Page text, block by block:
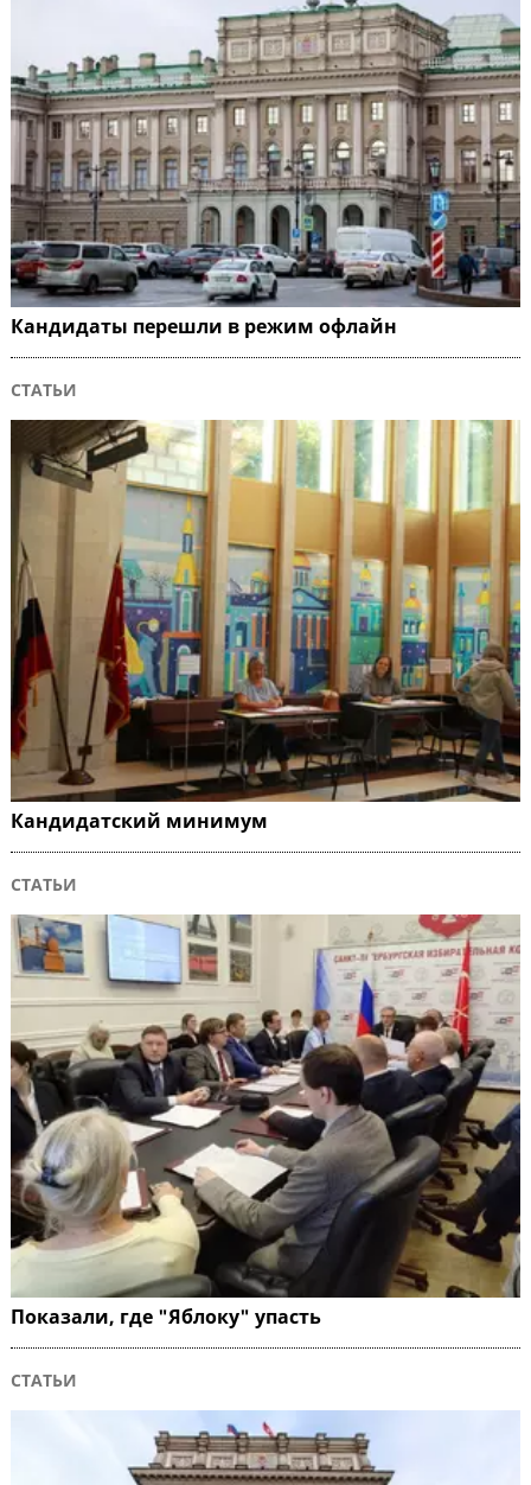
Кандидаты перешли в режим офлайн
СТАТЬИ
Кандидатский минимум
СТАТЬИ
Показали, где "Яблоку" упасть
СТАТЬИ